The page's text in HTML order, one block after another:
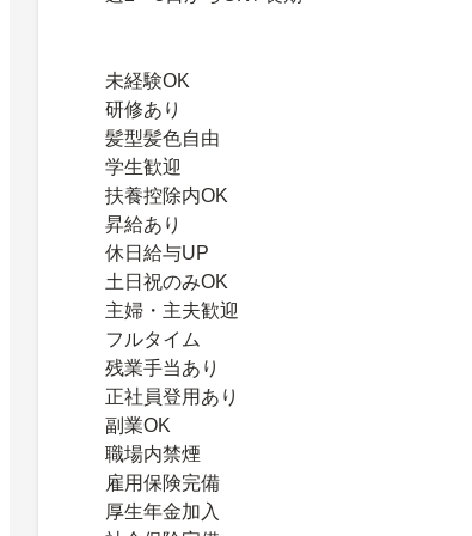
未経験OK
研修あり
髪型髪色自由
学生歓迎
扶養控除内OK
昇給あり
休日給与UP
土日祝のみOK
主婦・主夫歓迎
フルタイム
残業手当あり
正社員登用あり
副業OK
職場内禁煙
雇用保険完備
厚生年金加入